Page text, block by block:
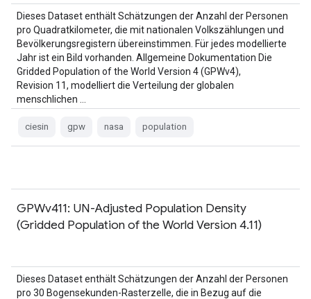
Dieses Dataset enthält Schätzungen der Anzahl der Personen
pro Quadratkilometer, die mit nationalen Volkszählungen und
Bevölkerungsregistern übereinstimmen. Für jedes modellierte
Jahr ist ein Bild vorhanden. Allgemeine Dokumentation Die
Gridded Population of the World Version 4 (GPWv4),
Revision 11, modelliert die Verteilung der globalen
menschlichen …
ciesin gpw nasa population
GPWv411: UN-Adjusted Population Density
(Gridded Population of the World Version 4.11)
Dieses Dataset enthält Schätzungen der Anzahl der Personen
pro 30 Bogensekunden-Rasterzelle, die in Bezug auf die